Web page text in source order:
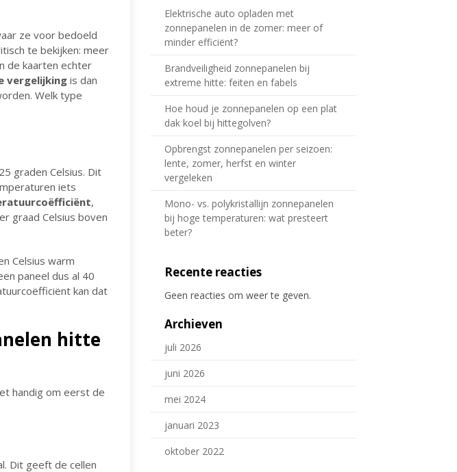
ze voor bedoeld
te bekijken: meer
de kaarten echter
vergelijking is dan
Welk type
graden Celsius. Dit
iets
,
graad Celsius boven
Celsius warm
paneel dus al 40
kan dat
hitte
handig om eerst de
Dit geeft de cellen
Elektrische auto opladen met
zonnepanelen in de zomer: meer of
minder efficiënt?
Brandveiligheid zonnepanelen bij
extreme hitte: feiten en fabels
Hoe houd je zonnepanelen op een plat
dak koel bij hittegolven?
Opbrengst zonnepanelen per seizoen:
lente, zomer, herfst en winter
vergeleken
Mono- vs. polykristallijn zonnepanelen
bij hoge temperaturen: wat presteert
beter?
Recente reacties
Geen reacties om weer te geven.
Archieven
juli 2026
juni 2026
mei 2024
januari 2023
oktober 2022